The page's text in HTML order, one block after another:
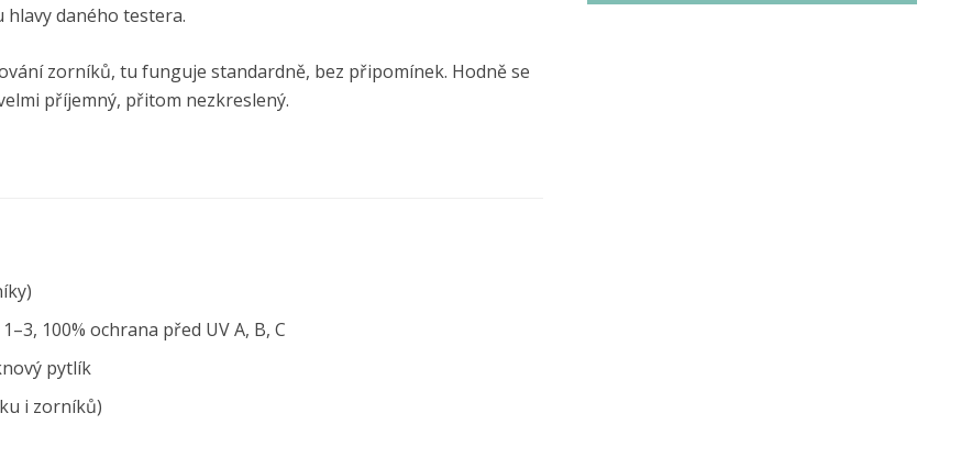
daného testera.
zorníků, tu funguje standardně, bez připomínek. Hodně se
příjemný, přitom nezkreslený.
100% ochrana před UV A, B, C
pytlík
i zorníků)